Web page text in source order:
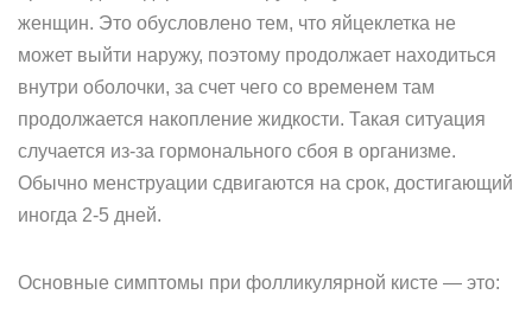
женщин. Это обусловлено тем, что яйцеклетка не
может выйти наружу, поэтому продолжает находиться
внутри оболочки, за счет чего со временем там
продолжается накопление жидкости. Такая ситуация
случается из-за гормонального сбоя в организме.
Обычно менструации сдвигаются на срок, достигающий
иногда 2-5 дней.
Основные симптомы при фолликулярной кисте — это: